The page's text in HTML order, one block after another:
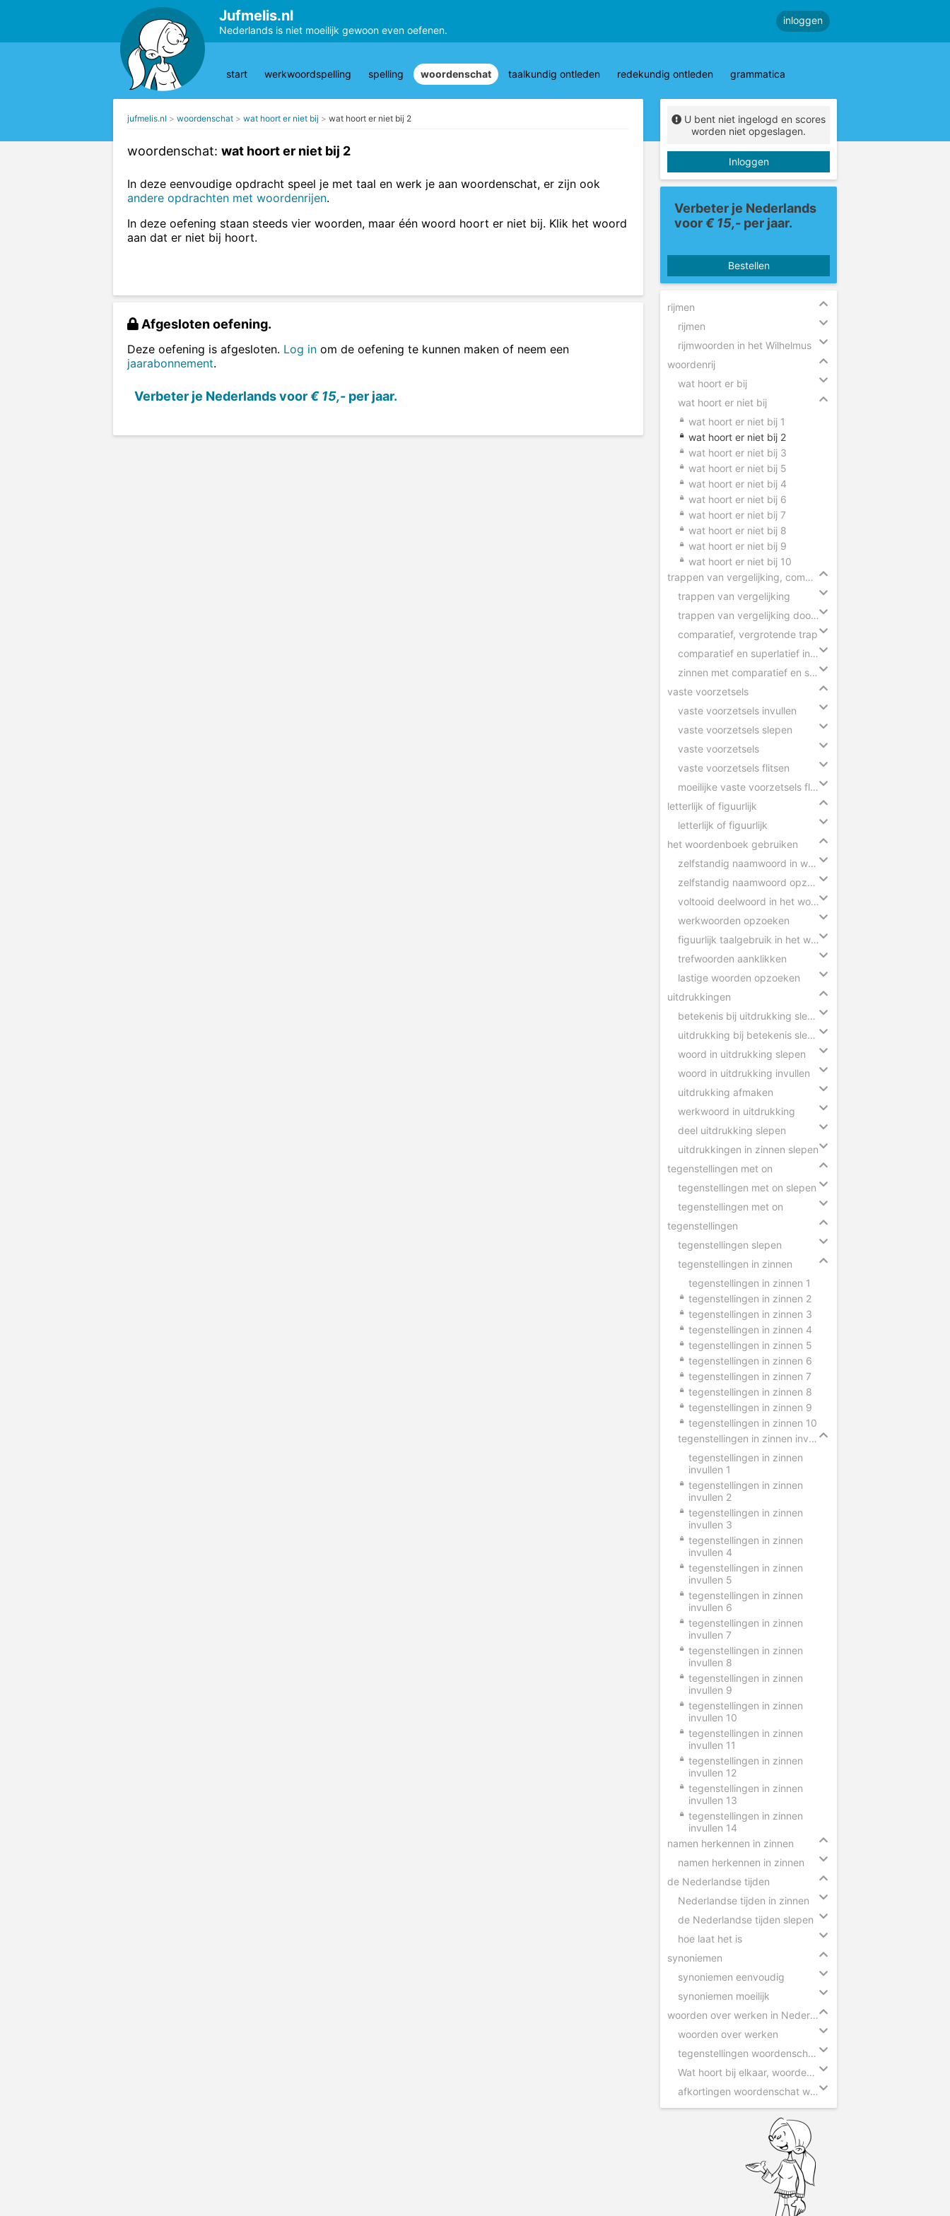
Jufmelis.nl
Nederlands is niet moeilijk gewoon even oefenen.
inloggen
start werkwoordspelling spelling woordenschat taalkundig ontleden redekundig ontleden grammatica
jufmelis.nl woordenschat wat hoort er niet bij wat hoort er niet bij 2
woordenschat: wat hoort er niet bij 2
In deze eenvoudige opdracht speel je met taal en werk je aan woordenschat, er zijn ook
andere opdrachten met woordenrijen.
In deze oefening staan steeds vier woorden, maar één woord hoort er niet bij. Klik het woord
aan dat er niet bij hoort.
Afgesloten oefening.
Deze oefening is afgesloten. Log in om de oefening te kunnen maken of neem een
jaarabonnement.
Verbeter je Nederlands voor€ 15,- per jaar.
U bent niet ingelogd en scores
worden niet opgeslagen.
Inloggen
Verbeter je Nederlands
voor€ 15,- per jaar.
Bestellen
rijmen
rijmen
rijmwoorden in het Wilhelmus
woordenrij
wat hoort er bij
wat hoort er niet bij
wat hoort er niet bij 1
wat hoort er niet bij 2
wat hoort er niet bij 3
wat hoort er niet bij 5
wat hoort er niet bij 4
wat hoort er niet bij 6
wat hoort er niet bij 7
wat hoort er niet bij 8
wat hoort er niet bij 9
wat hoort er niet bij 10
trappen van vergelijking, comparatief en superlatief
trappen van vergelijking
trappen van vergelijking door elkaar
comparatief, vergrotende trap
comparatief en superlatief in zinnen
zinnen met comparatief en superlatief
vaste voorzetsels
vaste voorzetsels invullen
vaste voorzetsels slepen
vaste voorzetsels
vaste voorzetsels flitsen
moeilijke vaste voorzetsels flitsen
letterlijk of figuurlijk
letterlijk of figuurlijk
het woordenboek gebruiken
zelfstandig naamwoord in woordenboek
zelfstandig naamwoord opzoeken
voltooid deelwoord in het woordenboek
werkwoorden opzoeken
figuurlijk taalgebruik in het woordenboek
trefwoorden aanklikken
lastige woorden opzoeken
uitdrukkingen
betekenis bij uitdrukking slepen
uitdrukking bij betekenis slepen
woord in uitdrukking slepen
woord in uitdrukking invullen
uitdrukking afmaken
werkwoord in uitdrukking
deel uitdrukking slepen
uitdrukkingen in zinnen slepen
tegenstellingen met on
tegenstellingen met on slepen
tegenstellingen met on
tegenstellingen
tegenstellingen slepen
tegenstellingen in zinnen
tegenstellingen in zinnen 1
tegenstellingen in zinnen 2
tegenstellingen in zinnen 3
tegenstellingen in zinnen 4
tegenstellingen in zinnen 5
tegenstellingen in zinnen 6
tegenstellingen in zinnen 7
tegenstellingen in zinnen 8
tegenstellingen in zinnen 9
tegenstellingen in zinnen 10
tegenstellingen in zinnen invullen
tegenstellingen in zinnen
invullen 1
tegenstellingen in zinnen
invullen 2
tegenstellingen in zinnen
invullen 3
tegenstellingen in zinnen
invullen 4
tegenstellingen in zinnen
invullen 5
tegenstellingen in zinnen
invullen 6
tegenstellingen in zinnen
invullen 7
tegenstellingen in zinnen
invullen 8
tegenstellingen in zinnen
invullen 9
tegenstellingen in zinnen
invullen 10
tegenstellingen in zinnen
invullen 11
tegenstellingen in zinnen
invullen 12
tegenstellingen in zinnen
invullen 13
tegenstellingen in zinnen
invullen 14
namen herkennen in zinnen
namen herkennen in zinnen
de Nederlandse tijden
Nederlandse tijden in zinnen
de Nederlandse tijden slepen
hoe laat het is
synoniemen
synoniemen eenvoudig
synoniemen moeilijk
woorden over werken in Nederland
woorden over werken
tegenstellingen woordenschat werken
Wat hoort bij elkaar, woorden over werken
afkortingen woordenschat werken